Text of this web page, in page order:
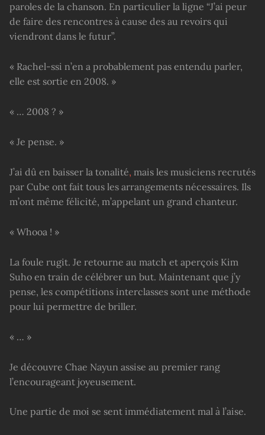
paroles de la chanson. En particulier la ligne “J’ai peur
de faire des rencontres à cause des au revoirs qui
viendront dans le futur”.
« Rachel-ssi n’en a probablement pas entendu parler,
elle est sortie en 2008. »
« … 2008 ? »
« Je pense. »
J’ai dû en baisser la tonalité, mais les musiciens recrutés
par Cube ont fait tous les arrangements nécessaires. Ils
m’ont même félicité, m’appelant un grand chanteur.
« Whooa ! »
La foule rugit. Je retourne au match et aperçois Kim
Suho en train de célébrer un but. Maintenant que j’y
pense, les compétitions interclasses sont une méthode
pour lui permettre de briller.
« … »
Je découvre Chae Nayun assise au premier rang
l’encourageant joyeusement.
Une partie de moi se sent immédiatement mal à l’aise.